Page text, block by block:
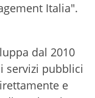
Italia".
dal 2010
servizi pubblici
e